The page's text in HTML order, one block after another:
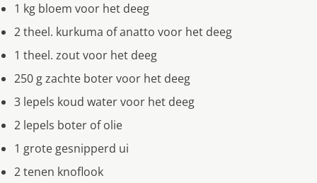
1 kg bloem voor het deeg
2 theel. kurkuma of anatto voor het deeg
1 theel. zout voor het deeg
250 g zachte boter voor het deeg
3 lepels koud water voor het deeg
2 lepels boter of olie
1 grote gesnipperd ui
2 tenen knoflook